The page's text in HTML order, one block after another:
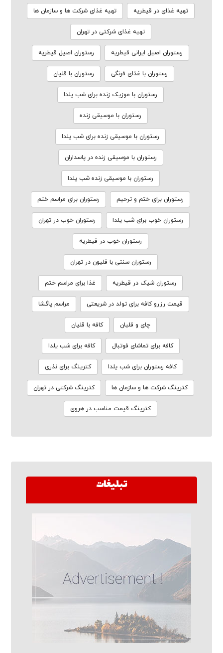
تهیه غذای در قیطریه تهیه غذای شرکت ها و سازمان ها
تهیه غذای شرکتی در تهران
رستوران اصیل ایرانی قیطریه رستوران اصیل قیطریه
رستوران با غذای فرنگی رستوران با قلیان
رستوران با موزیک زنده برای شب یلدا
رستوران با موسیقی زنده
رستوران با موسیقی زنده برای شب یلدا
رستوران با موسیقی زنده در پاسداران
رستوران با موسیقی زنده شب یلدا
رستوران برای ختم و ترحیم رستوران برای مراسم ختم
رستوران خوب برای شب یلدا رستوران خوب در تهران
رستوران خوب در قیطریه
رستوران سنتی با قلیون در تهران
رستوران شیک در قیطریه غذا برای مراسم ختم
قیمت رزرو کافه برای تولد در شریعتی مراسم پاگشا
چای و قلیان کافه با قلیان
کافه برای تماشای فوتبال کافه برای شب یلدا
کافه رستوران برای شب یلدا کترینگ برای نذری
کترینگ شرکت ها و سازمان ها کترینگ شرکتی در تهران
کترینگ قیمت مناسب در هروی
تبلیغات